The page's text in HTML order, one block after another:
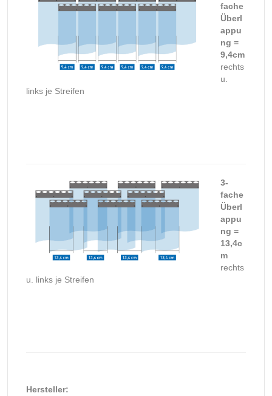
fache
Überl
appu
ng =
9,4cm
rechts
u.
links je Streifen
3-
fache
Überl
appu
ng =
13,4c
m
rechts
u. links je Streifen
Hersteller: